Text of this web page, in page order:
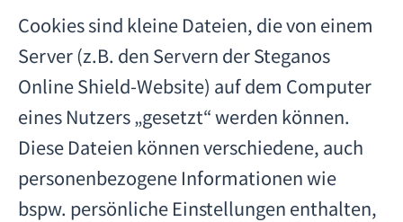
Cookies sind kleine Dateien, die von einem
Server (z.B. den Servern der Steganos
Online Shield-Website) auf dem Computer
eines Nutzers „gesetzt“ werden können.
Diese Dateien können verschiedene, auch
personenbezogene Informationen wie
bspw. persönliche Einstellungen enthalten,